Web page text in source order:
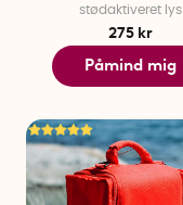
stødaktiveret lys
275 kr
Påmind mig